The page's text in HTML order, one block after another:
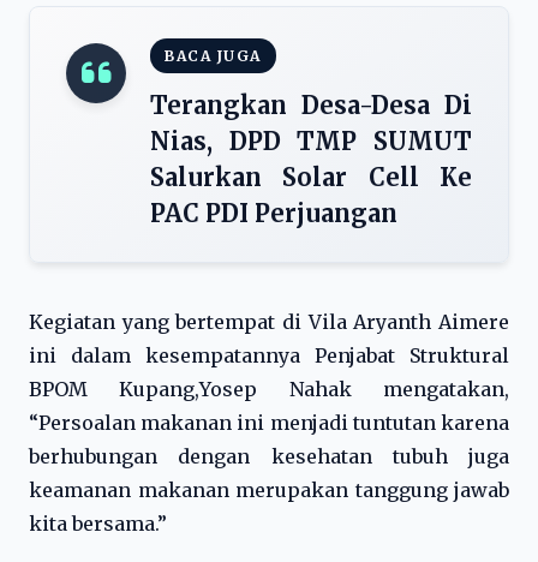
BACA JUGA
Terangkan Desa-Desa Di
Nias, DPD TMP SUMUT
Salurkan Solar Cell Ke
PAC PDI Perjuangan
Kegiatan yang bertempat di Vila Aryanth Aimere
ini dalam kesempatannya Penjabat Struktural
BPOM Kupang,Yosep Nahak mengatakan,
“Persoalan makanan ini menjadi tuntutan karena
berhubungan dengan kesehatan tubuh juga
keamanan makanan merupakan tanggung jawab
kita bersama.”